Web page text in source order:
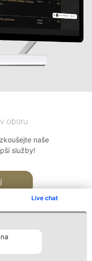
Live chat
oboru
naše
služby!